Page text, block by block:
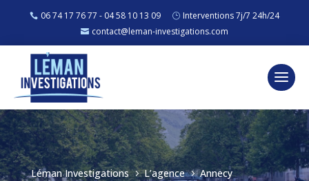
06 74 17 76 77 - 04 58 10 13 09
Interventions 7j/7 24h/24
contact@leman-investigations.com
Léman Investigations5L’agence5Annecy